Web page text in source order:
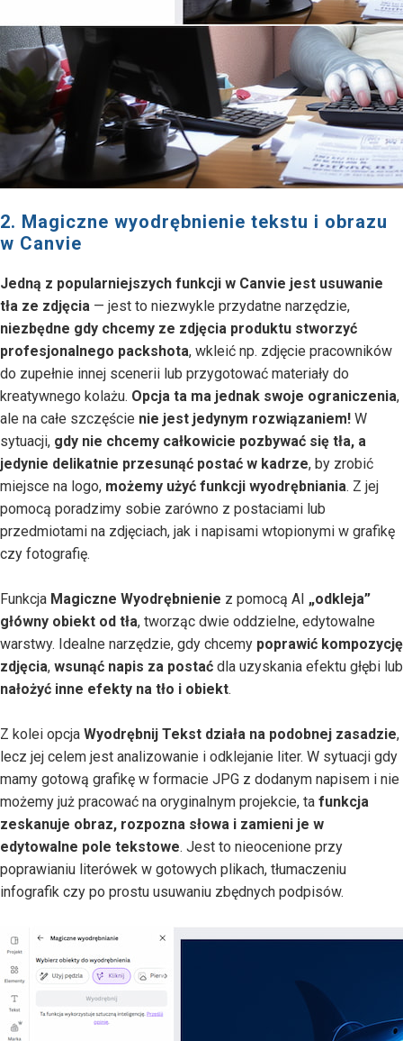
2. Magiczne wyodrębnienie tekstu i obrazu
w Canvie
Jedną z popularniejszych funkcji w Canvie jest usuwanie
tła ze zdjęcia — jest to niezwykle przydatne narzędzie,
niezbędne gdy chcemy ze zdjęcia produktu stworzyć
profesjonalnego packshota, wkleić np. zdjęcie pracowników
do zupełnie innej scenerii lub przygotować materiały do
kreatywnego kolażu. Opcja ta ma jednak swoje ograniczenia,
ale na całe szczęście nie jest jedynym rozwiązaniem! W
sytuacji, gdy nie chcemy całkowicie pozbywać się tła, a
jedynie delikatnie przesunąć postać w kadrze, by zrobić
miejsce na logo, możemy użyć funkcji wyodrębniania. Z jej
pomocą poradzimy sobie zarówno z postaciami lub
przedmiotami na zdjęciach, jak i napisami wtopionymi w grafikę
czy fotografię.
Funkcja Magiczne Wyodrębnienie z pomocą AI „odkleja”
główny obiekt od tła, tworząc dwie oddzielne, edytowalne
warstwy. Idealne narzędzie, gdy chcemy poprawić kompozycję
zdjęcia, wsunąć napis za postać dla uzyskania efektu głębi lub
nałożyć inne efekty na tło i obiekt.
Z kolei opcja Wyodrębnij Tekst działa na podobnej zasadzie,
lecz jej celem jest analizowanie i odklejanie liter. W sytuacji gdy
mamy gotową grafikę w formacie JPG z dodanym napisem i nie
możemy już pracować na oryginalnym projekcie, ta funkcja
zeskanuje obraz, rozpozna słowa i zamieni je w
edytowalne pole tekstowe. Jest to nieocenione przy
poprawianiu literówek w gotowych plikach, tłumaczeniu
infografik czy po prostu usuwaniu zbędnych podpisów.